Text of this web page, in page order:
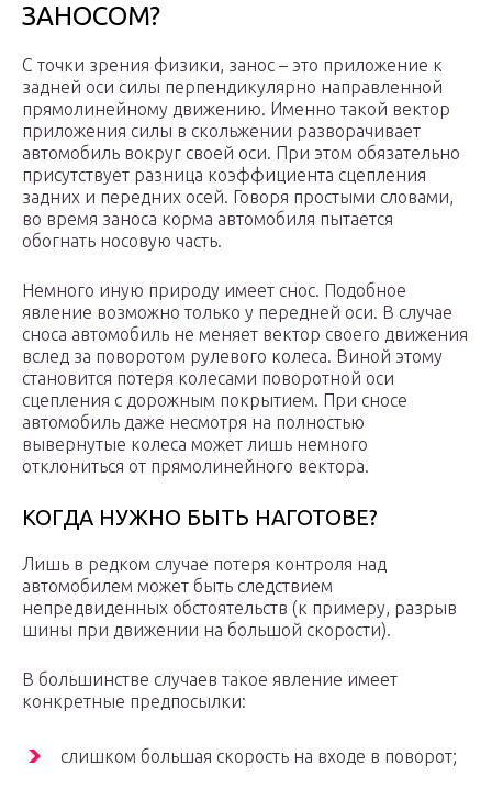
ЗАНОСОМ?
С точки зрения физики, занос – это приложение к
задней оси силы перпендикулярно направленной
прямолинейному движению. Именно такой вектор
приложения силы в скольжении разворачивает
автомобиль вокруг своей оси. При этом обязательно
присутствует разница коэффициента сцепления
задних и передних осей. Говоря простыми словами,
во время заноса корма автомобиля пытается
обогнать носовую часть.
Немного иную природу имеет снос. Подобное
явление возможно только у передней оси. В случае
сноса автомобиль не меняет вектор своего движения
вслед за поворотом рулевого колеса. Виной этому
становится потеря колесами поворотной оси
сцепления с дорожным покрытием. При сносе
автомобиль даже несмотря на полностью
вывернутые колеса может лишь немного
отклониться от прямолинейного вектора.
КОГДА НУЖНО БЫТЬ НАГОТОВЕ?
Лишь в редком случае потеря контроля над
автомобилем может быть следствием
непредвиденных обстоятельств (к примеру, разрыв
шины при движении на большой скорости).
В большинстве случаев такое явление имеет
конкретные предпосылки:
слишком большая скорость на входе в поворот;